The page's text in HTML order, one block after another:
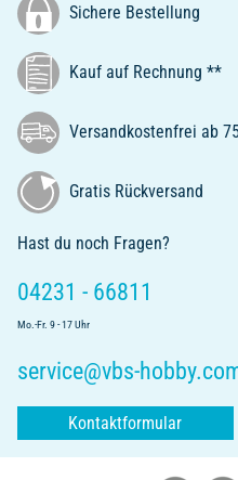
Sichere Bestellung
Kauf auf Rechnung **
Versandkostenfrei ab
Gratis Rückversand
Hast du noch Fragen?
04231 - 66811
Mo.-Fr. 9 - 17 Uhr
service@vbs-
Kontaktformular